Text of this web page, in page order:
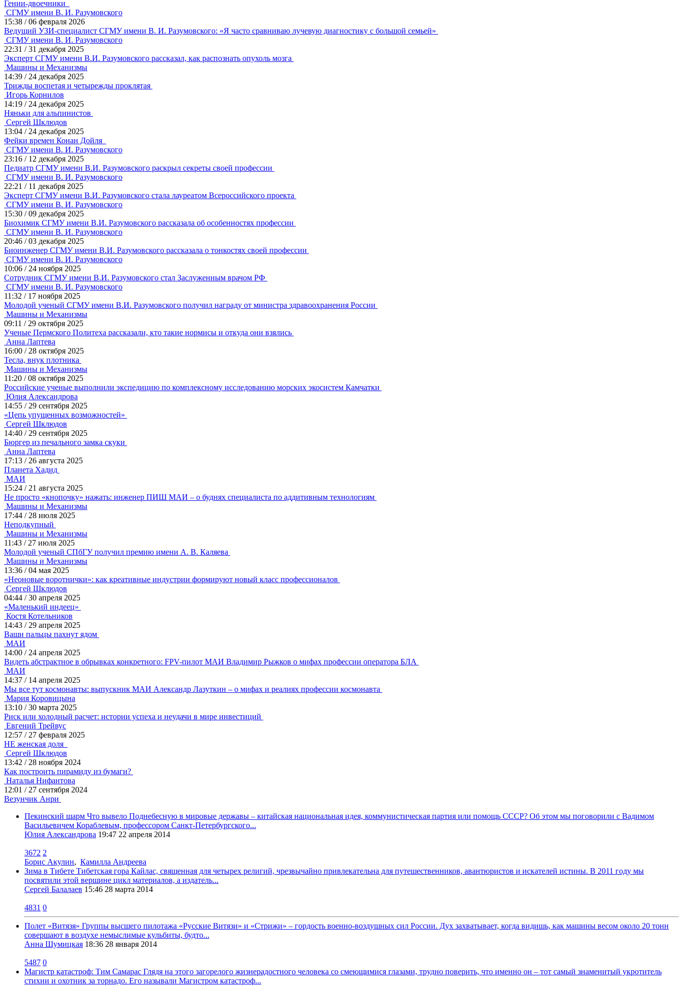
Гении-двоечники
СГМУ имени В. И. Разумовского
15:38 /06 февраля 2026
Ведущий УЗИ-специалист СГМУ имени В. И. Разумовского: «Я часто сравниваю лучевую диагностику с большой семьей»
СГМУ имени В. И. Разумовского
22:31 /31 декабря 2025
Эксперт СГМУ имени В.И. Разумовского рассказал, как распознать опухоль мозга
Машины и Механизмы
14:39 / 24 декабря 2025
Трижды воспетая и четырежды проклятая
Игорь Корнилов
14:19 / 24 декабря 2025
Няньки для альпинистов
Сергей Шклюдов
13:04 / 24 декабря 2025
Фейки времен Конан Дойля
СГМУ имени В. И. Разумовского
23:16 / 12 декабря 2025
Педиатр СГМУ имени В.И. Разумовского раскрыл секреты своей профессии
СГМУ имени В. И. Разумовского
22:21 / 11 декабря 2025
Эксперт СГМУ имени В.И. Разумовского стала лауреатом Всероссийского проекта
СГМУ имени В. И. Разумовского
15:30 /09 декабря 2025
Биохимик СГМУ имени В.И. Разумовского рассказала об особенностях профессии
СГМУ имени В. И. Разумовского
20:46 /03 декабря 2025
Биоинженер СГМУ имени В.И. Разумовского рассказала о тонкостях своей профессии
СГМУ имени В. И. Разумовского
10:06 / 24 ноября 2025
Сотрудник СГМУ имени В.И. Разумовского стал Заслуженным врачом РФ
СГМУ имени В. И. Разумовского
11:32 / 17 ноября 2025
Молодой ученый СГМУ имени В.И. Разумовского получил награду от министра здравоохранения России
Машины и Механизмы
09:11 / 29 октября 2025
Ученые Пермского Политеха рассказали, кто такие нормисы и откуда они взялись
Анна Лаптева
16:00 / 28 октября 2025
Тесла, внук плотника
Машины и Механизмы
11:20 /08 октября 2025
Российские ученые выполнили экспедицию по комплексному исследованию морских экосистем Камчатки
Юлия Александрова
14:55 / 29 сентября 2025
«Цепь упущенных возможностей»
Сергей Шклюдов
14:40 / 29 сентября 2025
Бюргер из печального замка скуки
Анна Лаптева
17:13 / 26 августа 2025
Планета Хадид
МАИ
15:24 / 21 августа 2025
Не просто «кнопочку» нажать: инженер ПИШ МАИ – о буднях специалиста по аддитивным технологиям
Машины и Механизмы
17:44 / 28 июля 2025
Неподкупный
Машины и Механизмы
11:43 / 27 июля 2025
Молодой ученый СПбГУ получил премию имени А. В. Каляева
Машины и Механизмы
13:36 /04 мая 2025
«Неоновые воротнички»: как креативные индустрии формируют новый класс профессионалов
Сергей Шклюдов
04:44 /30 апреля 2025
«Маленький индеец»
Костя Котельников
14:43 / 29 апреля 2025
Ваши пальцы пахнут ядом
МАИ
14:00 / 24 апреля 2025
Видеть абстрактное в обрывках конкретного: FPV-пилот МАИ Владимир Рыжков о мифах профессии оператора БЛА
МАИ
14:37 / 14 апреля 2025
Мы все тут космонавты: выпускник МАИ Александр Лазуткин – о мифах и реалиях профессии космонавта
Мария Коровицына
13:10 /30 марта 2025
Риск или холодный расчет: истории успеха и неудачи в мире инвестиций
Евгений Трейвус
12:57 / 27 февраля 2025
НЕ женская доля
Сергей Шклюдов
13:42 / 28 ноября 2024
Как построить пирамиду из бумаги?
Наталья Нифантова
12:01 / 27 сентября 2024
Везунчик Анри
Пекинский шарм Что вывело Поднебесную в мировые державы – китайская национальная идея, коммунистическая партия или помощь СССР? Об этом мы поговорили с Вадимом
Васильевичем Кораблевым, профессором Санкт-Петербургского...
Юлия Александрова 19:47 22 апреля 2014
3672 2
Борис Акулин, Камилла Андреева
Зима в Тибете Тибетская гора Кайлас, священная для четырех религий, чрезвычайно привлекательна для путешественников, авантюристов и искателей истины. В 2011 году мы
посвятили этой вершине цикл материалов, а издатель...
Сергей Балалаев 15:46 28 марта 2014
4831 0
Полет «Витязя» Группы высшего пилотажа «Русские Витязи» и «Стрижи» – гордость военно-воздушных сил России. Дух захватывает, когда видишь, как машины весом около 20 тонн
совершают в воздухе немыслимые кульбиты, будто...
Анна Шумицкая 18:36 28 января 2014
5487 0
Магистр катастроф: Тим Самарас Глядя на этого загорелого жизнерадостного человека со смеющимися глазами, трудно поверить, что именно он – тот самый знаменитый укротитель
стихии и охотник за торнадо. Его называли Магистром катастроф...